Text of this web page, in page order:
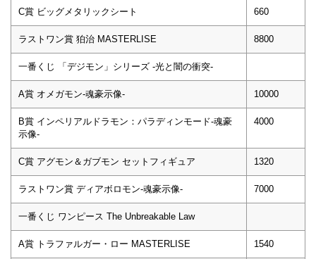
C賞 ビッグメタリックシート 660
ラストワン賞 狛治 MASTERLISE 8800
一番くじ 「デジモン」シリーズ -光と闇の衝突-
A賞 オメガモン-魂豪示像- 10000
B賞 インペリアルドラモン：パラディンモード-魂豪
示像-
4000
C賞 アグモン＆ガブモン セットフィギュア 1320
ラストワン賞 ディアボロモン-魂豪示像- 7000
一番くじ ワンピース The Unbreakable Law
A賞 トラファルガー・ロー MASTERLISE 1540